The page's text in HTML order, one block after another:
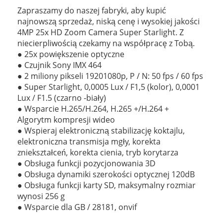
Zapraszamy do naszej fabryki, aby kupić
najnowszą sprzedaż, niską cenę i wysokiej jakości
4MP 25x HD Zoom Camera Super Starlight. Z
niecierpliwością czekamy na współpracę z Tobą.
● 25x powiększenie optyczne
● Czujnik Sony IMX 464
● 2 miliony pikseli 19201080p, P / N: 50 fps / 60 fps
● Super Starlight, 0,0005 Lux / F1,5 (kolor), 0,0001
Lux / F1.5 (czarno -biały)
● Wsparcie H.265/H.264, H.265 +/H.264 +
Algorytm kompresji wideo
● Wspieraj elektroniczną stabilizację koktajlu,
elektroniczna transmisja mgły, korekta
zniekształceń, korekta cienia, tryb korytarza
● Obsługa funkcji pozycjonowania 3D
● Obsługa dynamiki szerokości optycznej 120dB
● Obsługa funkcji karty SD, maksymalny rozmiar
wynosi 256 g
● Wsparcie dla GB / 28181, onvif